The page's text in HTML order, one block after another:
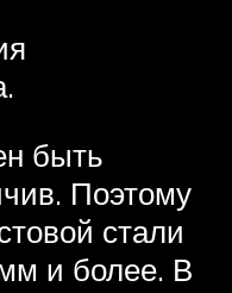
быть
Поэтому
стали
и более. В